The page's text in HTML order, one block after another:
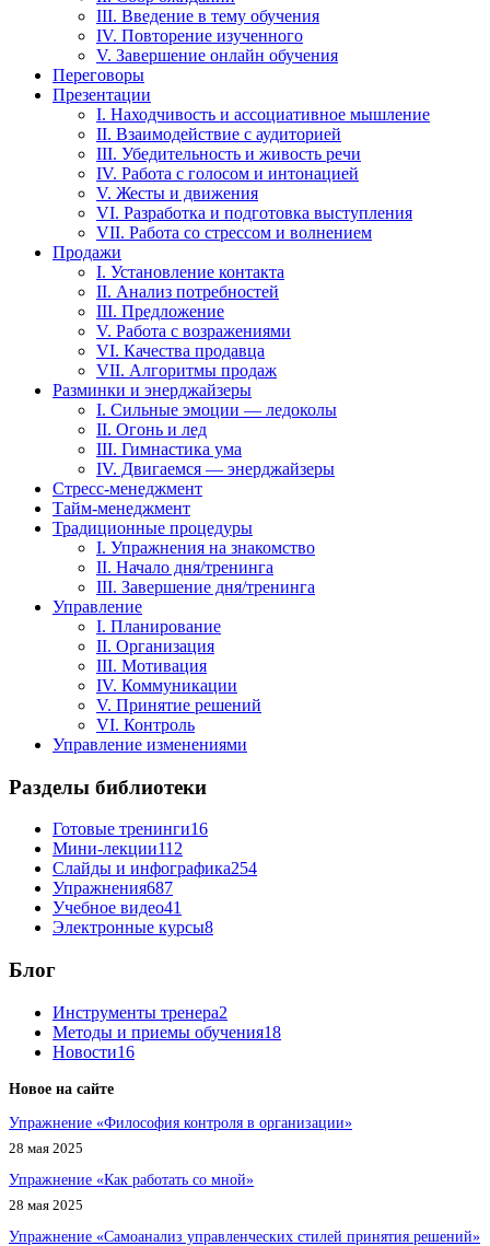
III. Введение в тему обучения
IV. Повторение изученного
V. Завершение онлайн обучения
Переговоры
Презентации
I. Находчивость и ассоциативное мышление
II. Взаимодействие с аудиторией
III. Убедительность и живость речи
IV. Работа с голосом и интонацией
V. Жесты и движения
VI. Разработка и подготовка выступления
VII. Работа со стрессом и волнением
Продажи
I. Установление контакта
II. Анализ потребностей
III. Предложение
V. Работа с возражениями
VI. Качества продавца
VII. Алгоритмы продаж
Разминки и энерджайзеры
I. Сильные эмоции — ледоколы
II. Огонь и лед
III. Гимнастика ума
IV. Двигаемся — энерджайзеры
Стресс-менеджмент
Тайм-менеджмент
Традиционные процедуры
I. Упражнения на знакомство
II. Начало дня/тренинга
III. Завершение дня/тренинга
Управление
I. Планирование
II. Организация
III. Мотивация
IV. Коммуникации
V. Принятие решений
VI. Контроль
Управление изменениями
Разделы библиотеки
Готовые тренинги16
Мини-лекции112
Слайды и инфографика254
Упражнения687
Учебное видео41
Электронные курсы8
Блог
Инструменты тренера2
Методы и приемы обучения18
Новости16
Новое на сайте
Упражнение «Философия контроля в организации»
28 мая 2025
Упражнение «Как работать со мной»
28 мая 2025
Упражнение «Самоанализ управленческих стилей принятия решений»